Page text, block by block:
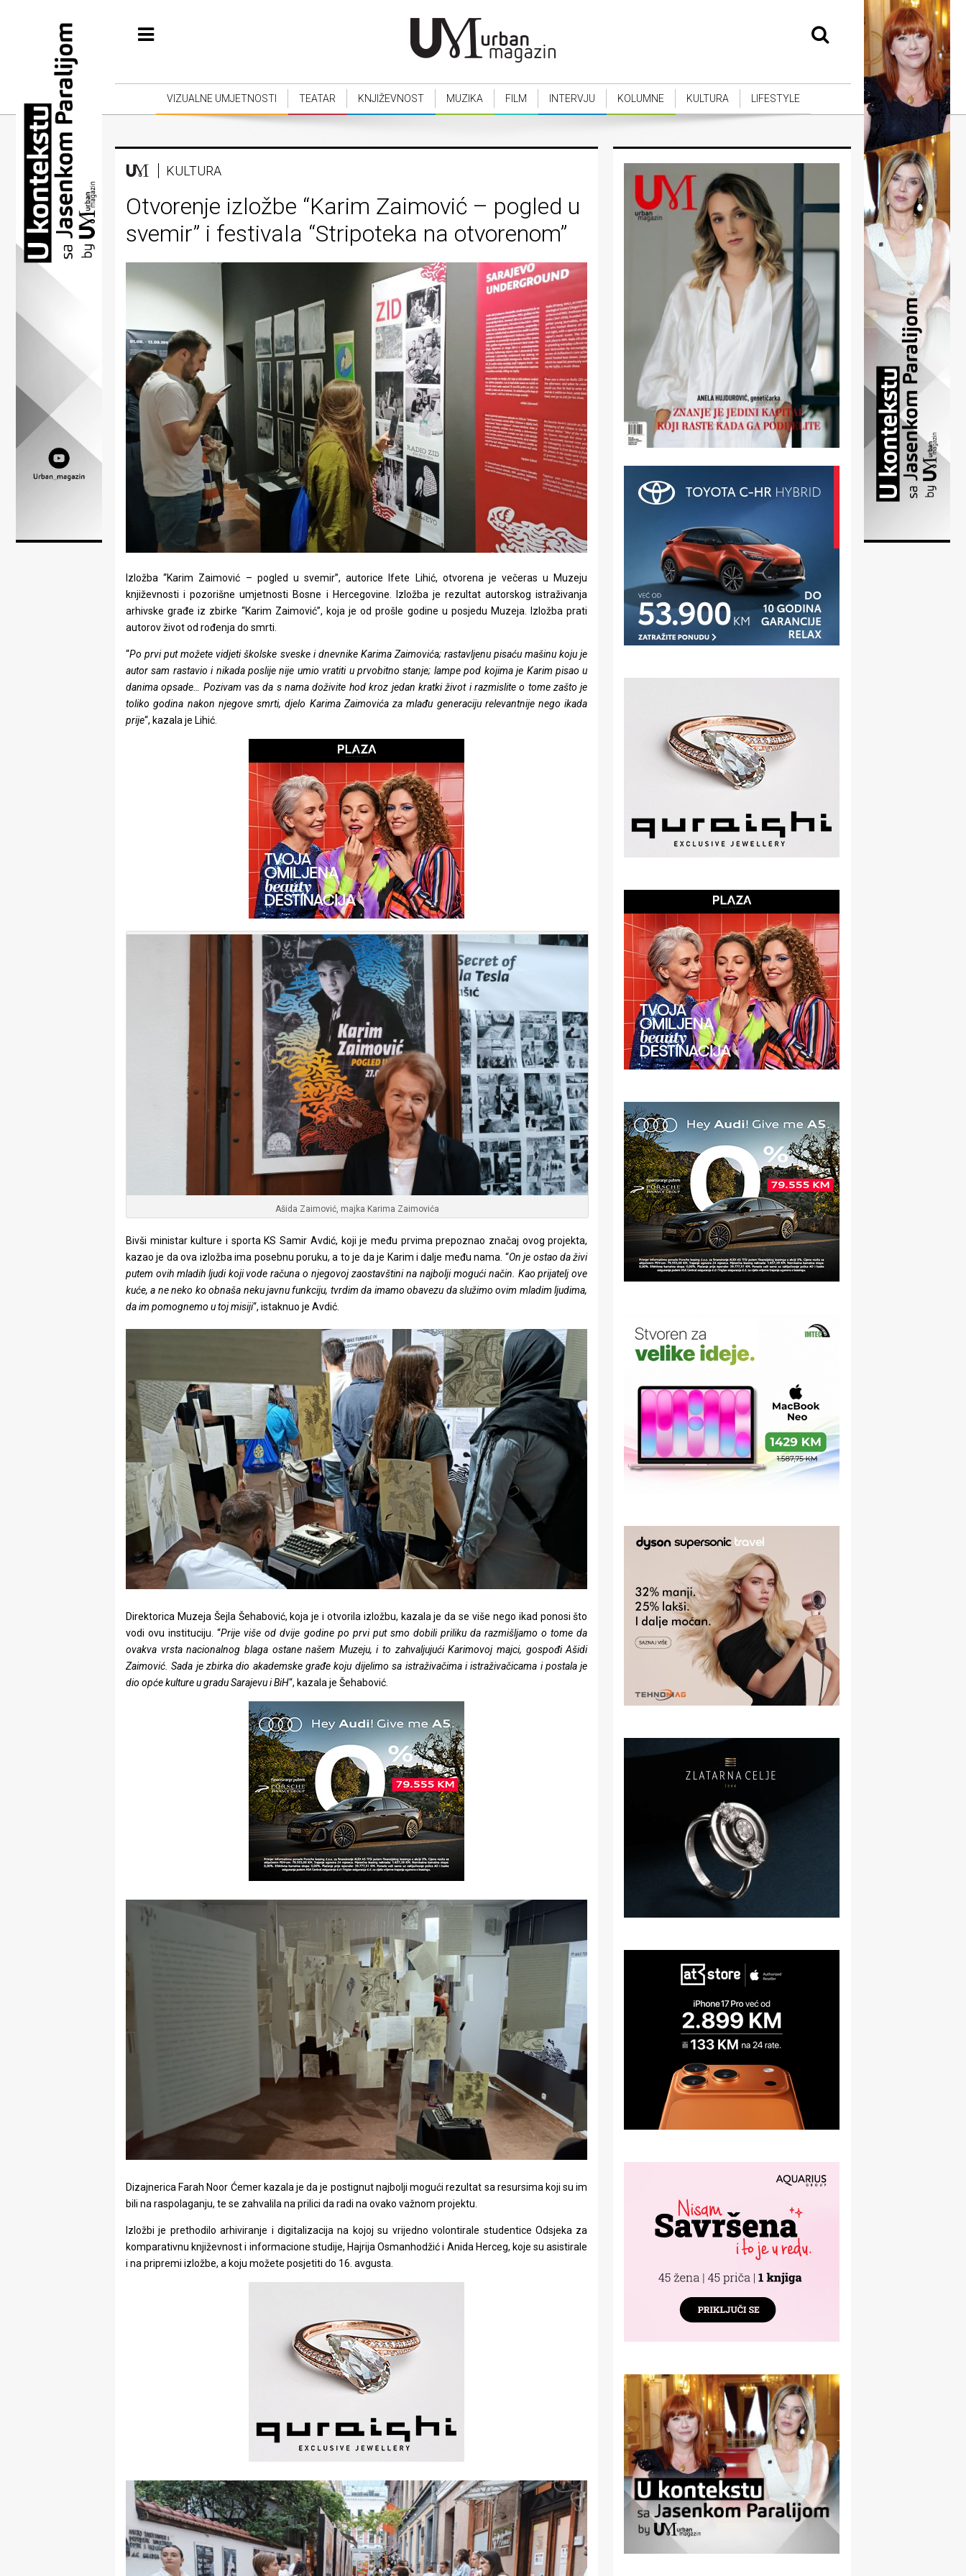
Vizualne
umjetnosti
Teatar
Književnost
Muzika
Film
Intervju
Kolumne
Lifestyle
Beauty
Zdravlje
stolom
u
VIZUALNE UMJETNOSTI TEATAR KNJIŽEVNOST MUZIKA FILM INTERVJU KOLUMNE KULTURA LIFESTYLE
KULTURA
Otvorenje izložbe “Karim Zaimović – pogled u
svemir” i festivala “Stripoteka na otvorenom”
Izložba “Karim Zaimović – pogled u svemir”, autorice Ifete Lihić, otvorena je večeras u Muzeju
književnosti i pozorišne umjetnosti Bosne i Hercegovine. Izložba je rezultat autorskog istraživanja
arhivske građe iz zbirke “Karim Zaimović”, koja je od prošle godine u posjedu Muzeja. Izložba prati
autorov život od rođenja do smrti.
“Po prvi put možete vidjeti školske sveske i dnevnike Karima Zaimovića; rastavljenu pisaću mašinu koju je
autor sam rastavio i nikada poslije nije umio vratiti u prvobitno stanje; lampe pod kojima je Karim pisao u
danima opsade… Pozivam vas da s nama doživite hod kroz jedan kratki život i razmislite o tome zašto je
toliko godina nakon njegove smrti, djelo Karima Zaimovića za mlađu generaciju relevantnije nego ikada
prije“, kazala je Lihić.
Ašida Zaimović, majka Karima Zaimovića
Bivši ministar kulture i sporta KS Samir Avdić, koji je među prvima prepoznao značaj ovog projekta,
kazao je da ova izložba ima posebnu poruku, a to je da je Karim i dalje među nama. “On je ostao da živi
putem ovih mladih ljudi koji vode računa o njegovoj zaostavštini na najbolji mogući način. Kao prijatelj ove
kuće, a ne neko ko obnaša neku javnu funkciju, tvrdim da imamo obavezu da služimo ovim mladim ljudima,
da im pomognemo u toj misiji“, istaknuo je Avdić.
Direktorica Muzeja Šejla Šehabović, koja je i otvorila izložbu, kazala je da se više nego ikad ponosi što
vodi ovu instituciju. “Prije više od dvije godine po prvi put smo dobili priliku da razmišljamo o tome da
ovakva vrsta nacionalnog blaga ostane našem Muzeju, i to zahvaljujući Karimovoj majci, gospođi Ašidi
Zaimović. Sada je zbirka dio akademske građe koju dijelimo sa istraživačima i istraživačicama i postala je
dio opće kulture u gradu Sarajevu i BiH“, kazala je Šehabović.
Dizajnerica Farah Noor Ćemer kazala je da je postignut najbolji mogući rezultat sa resursima koji su im
bili na raspolaganju, te se zahvalila na prilici da radi na ovako važnom projektu.
Izložbi je prethodilo arhiviranje i digitalizacija na kojoj su vrijedno volontirale studentice Odsjeka za
komparativnu književnost i informacione studije, Hajrija Osmanhodžić i Anida Herceg, koje su asistirale
i na pripremi izložbe, a koju možete posjetiti do 16. avgusta.